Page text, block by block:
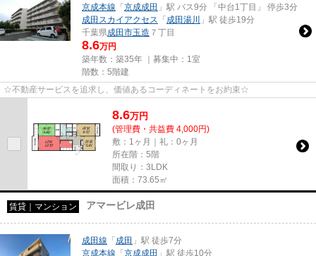
京成本線 「京成成田 」駅 バス9分 「中台1丁目」 停歩3分
成田スカイアクセス
「成田湯川
」駅 徒歩19分
千葉県成田市玉造 ７丁目
8.6万円
築年数：築35年 ｜募集中： 1室
階数：5階建
☆不動産サービスを追求し、価値あるコーディネートをお約束☆
8.6万円
(管理費・共益費 4,000円)
敷：1ヶ月｜礼：0ヶ月
所在階：5階
間取り：3LDK
面積：73.65㎡
賃貸｜マンション アマービレ成田
成田線 「成田 」駅 徒歩7分
京成本線 「京成成田 」駅 徒歩10分